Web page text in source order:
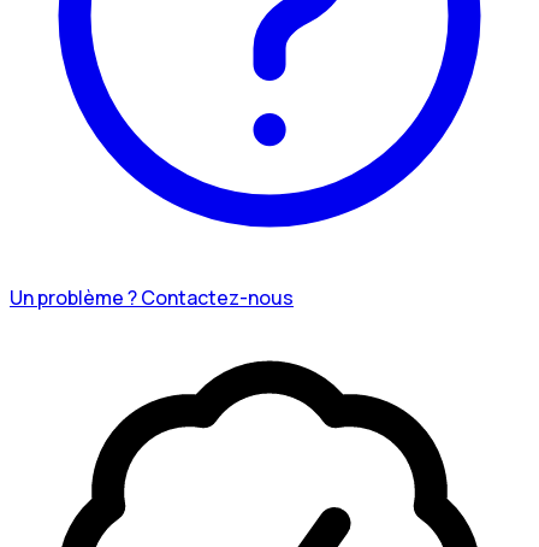
Un problème ? Contactez-nous